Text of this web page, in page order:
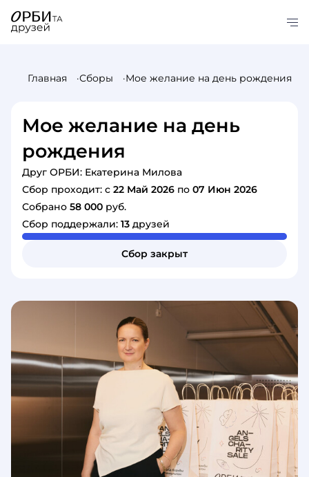
Главная Сборы Мое желание на день рождения
Мое желание на день
рождения
Друг ОРБИ: Екатерина Милова
Сбор проходит: c 22 Май 2026 по 07 Июн 2026
Собрано 58 000 руб.
Сбор поддержали: 13 друзей
Сбор закрыт